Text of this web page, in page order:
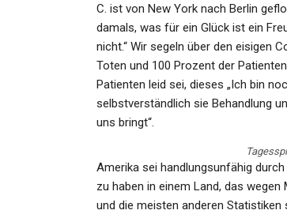
C. ist von New York nach Berlin
damals, was für ein Glück ist ein
nicht.“ Wir segeln über den eisigen
Toten und 100 Prozent der
Patienten leid sei, dieses „Ich bin
selbstverständlich sie Behandlung
uns bringt“.
Amerika sei handlungsunfähig
zu haben in einem Land, das
und die meisten anderen
GESUNDHEIT
“Kein…